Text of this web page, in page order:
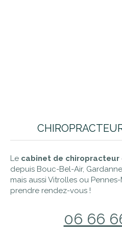
Le cabinet de chiropracteur
depuis Bouc-Bel-Air,
mais aussi Vitrolles ou
prendre rendez-vous !
06 66